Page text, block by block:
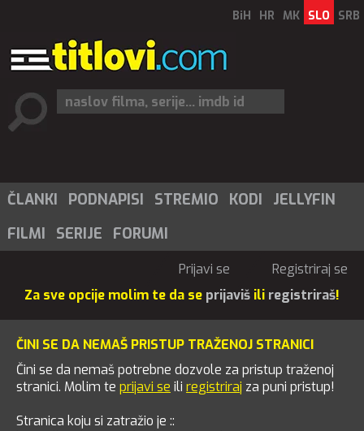
BiH HR MK SLO SRB
ČLANKI PODNAPISI STREMIO KODI
JELLYFIN
FILMI
SERIJE FORUMI
Prijavi se
Registriraj se
Za sve opcije molim te da se prijaviš ili registriraš!
ČINI SE DA NEMAŠ PRISTUP TRAŽENOJ STRANICI
Čini se da nemaš potrebne dozvole za pristup traženoj
stranici. Molim te prijavi se ili registriraj za puni pristup!
Stranica koju si zatražio je ::